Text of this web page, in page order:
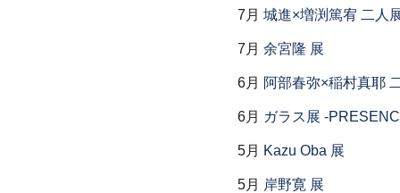
7月 城進×増渕篤宥 二人
7月 余宮隆 展
6月 阿部春弥×稲村真耶
6月 ガラス展 -
5月 Kazu Oba 展
5月 岸野寛 展